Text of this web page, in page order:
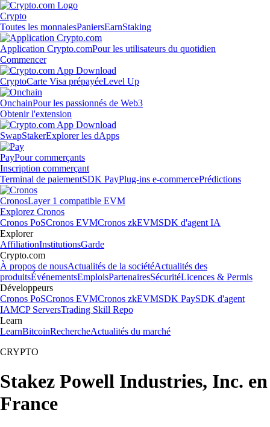
Crypto
Toutes les monnaiesPaniersEarnStaking
Application Crypto.comPour les utilisateurs du quotidien
Commencer
CryptoCarte Visa prépayéeLevel Up
OnchainPour les passionnés de Web3
Obtenir l'extension
SwapStakerExplorer les dApps
PayPour commerçants
Inscription commerçant
Terminal de paiementSDK PayPlug-ins e-commercePrédictions
CronosLayer 1 compatible EVM
Explorez Cronos
Cronos PoSCronos EVMCronos zkEVMSDK d'agent IA
Explorer
AffiliationInstitutionsGarde
Crypto.com
À propos de nousActualités de la sociétéActualités des
produitsÉvénementsEmploisPartenairesSécuritéLicences & Permis
Développeurs
Cronos PoSCronos EVMCronos zkEVMSDK PaySDK d'agent
IAMCP ServersTrading Skill Repo
Learn
LearnBitcoinRechercheActualités du marché
CRYPTO
Stakez Powell Industries, Inc. en
France